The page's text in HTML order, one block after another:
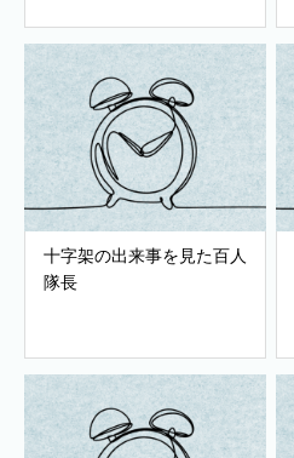
十字架の出来事を見た百人
隊長